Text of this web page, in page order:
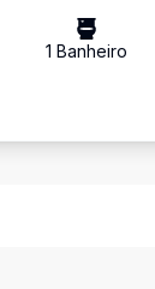
1 Banheiro